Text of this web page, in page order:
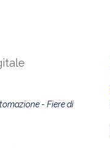
- Fiere di